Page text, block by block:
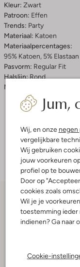
Jum,
Wij, en onze negen
vergelijkbare
Wij gebruiken
jouw voorkeuren
profiel op te
Door op
cookies zoals
Wil je je
toestemming ieder
indienen? Ga naar
Cookie-
Kleur: Zwart
Patroon: Effen
Trends: Party
Materiaal: Katoen
Materiaalpercentages:
95% Katoen, 5% Elastaan
Pasvorm: Regular Fit
Halslijn:Rond
Mouwlengte: